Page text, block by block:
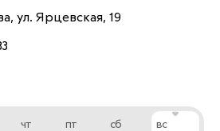
ул. Ярцевская, 19
чт
пт
сб
вс